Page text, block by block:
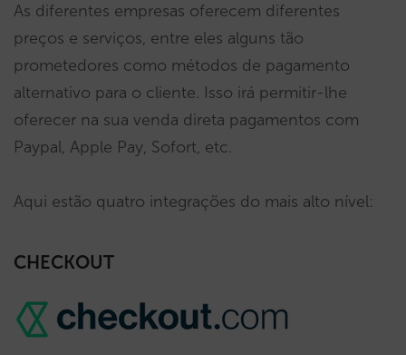
As diferentes empresas oferecem diferentes
preços e serviços, entre eles alguns tão
prometedores como métodos de pagamento
alternativo para o cliente. Isso irá permitir-lhe
oferecer na sua venda direta pagamentos com
Paypal, Apple Pay, Sofort, etc.
Aqui estão quatro integrações do mais alto nível:
CHECKOUT